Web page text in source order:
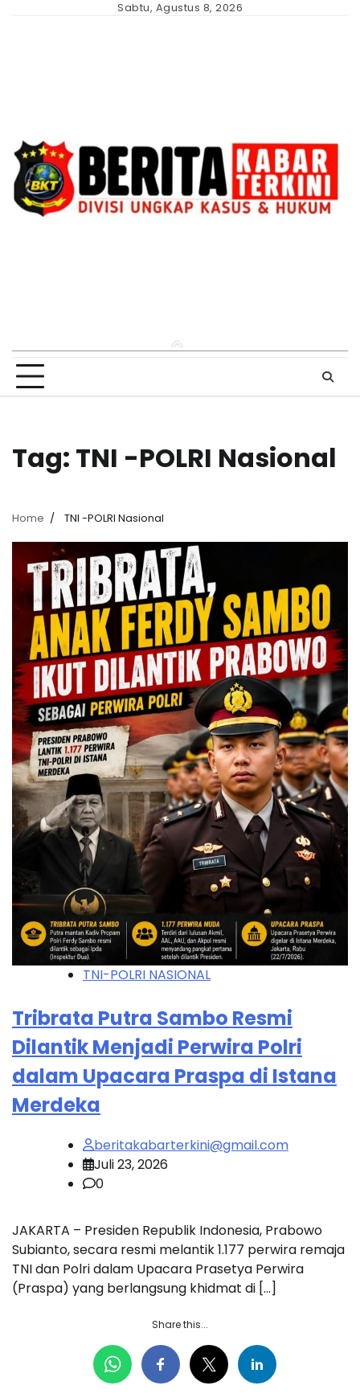
Sabtu, Agustus 8, 2026
Tag: TNI -POLRI Nasional
Home TNI -POLRI Nasional
TNI-POLRI NASIONAL
Tribrata Putra Sambo Resmi
Dilantik Menjadi Perwira Polri
dalam Upacara Praspa di Istana
Merdeka
beritakabarterkini@gmail.com
Juli 23, 2026
0
JAKARTA – Presiden Republik Indonesia, Prabowo
Subianto, secara resmi melantik 1.177 perwira remaja
TNI dan Polri dalam Upacara Prasetya Perwira
(Praspa) yang berlangsung khidmat di […]
Share this...